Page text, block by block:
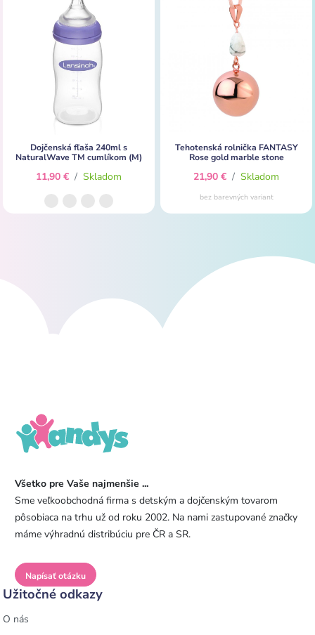
Dojčenská fľaša 240ml s
NaturalWave TM cumlíkom (M)
11,90 € / Skladom
Tehotenská rolnička FANTASY
Rose gold marble stone
21,90 € / Skladom
bez barevných variant
Všetko pre Vaše najmenšie ...
Sme veľkoobchodná firma s detským a dojčenským tovarom
pôsobiaca na trhu už od roku 2002. Na nami zastupované značky
máme výhradnú distribúciu pre ČR a SR.
Napísať otázku
Užitočné odkazy
O nás